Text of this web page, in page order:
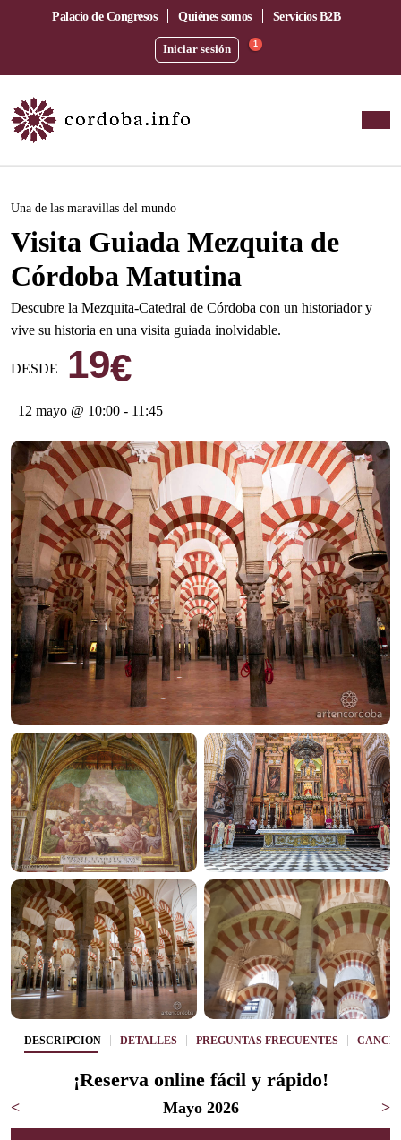
Palacio de Congresos Quiénes somos Servicios B2B
Iniciar sesión 1
Este evento ha pasado.
Una de las maravillas del mundo
Visita Guiada Mezquita de
Córdoba Matutina
Descubre la Mezquita-Catedral de Córdoba con un historiador y
vive su historia en una visita guiada inolvidable.
DESDE 19€
12 mayo @ 10:00 - 11:45
DESCRIPCIÓN DETALLES PREGUNTAS FRECUENTES
¡Reserva online fácil y rápido!
< Mayo 2026 >